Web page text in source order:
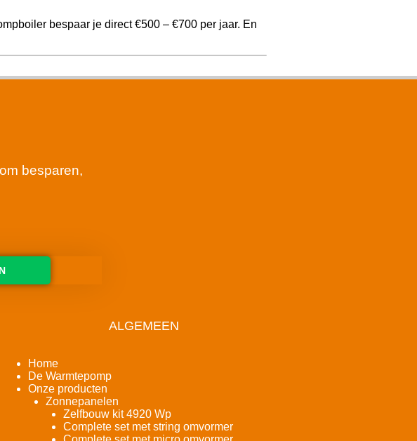
bespaar je direct €500 – €700 per jaar. En
besparen,
ALGEMEEN
Home
De Warmtepomp
Onze producten
Zonnepanelen
Zelfbouw kit 4920 Wp
Complete set met string omvormer